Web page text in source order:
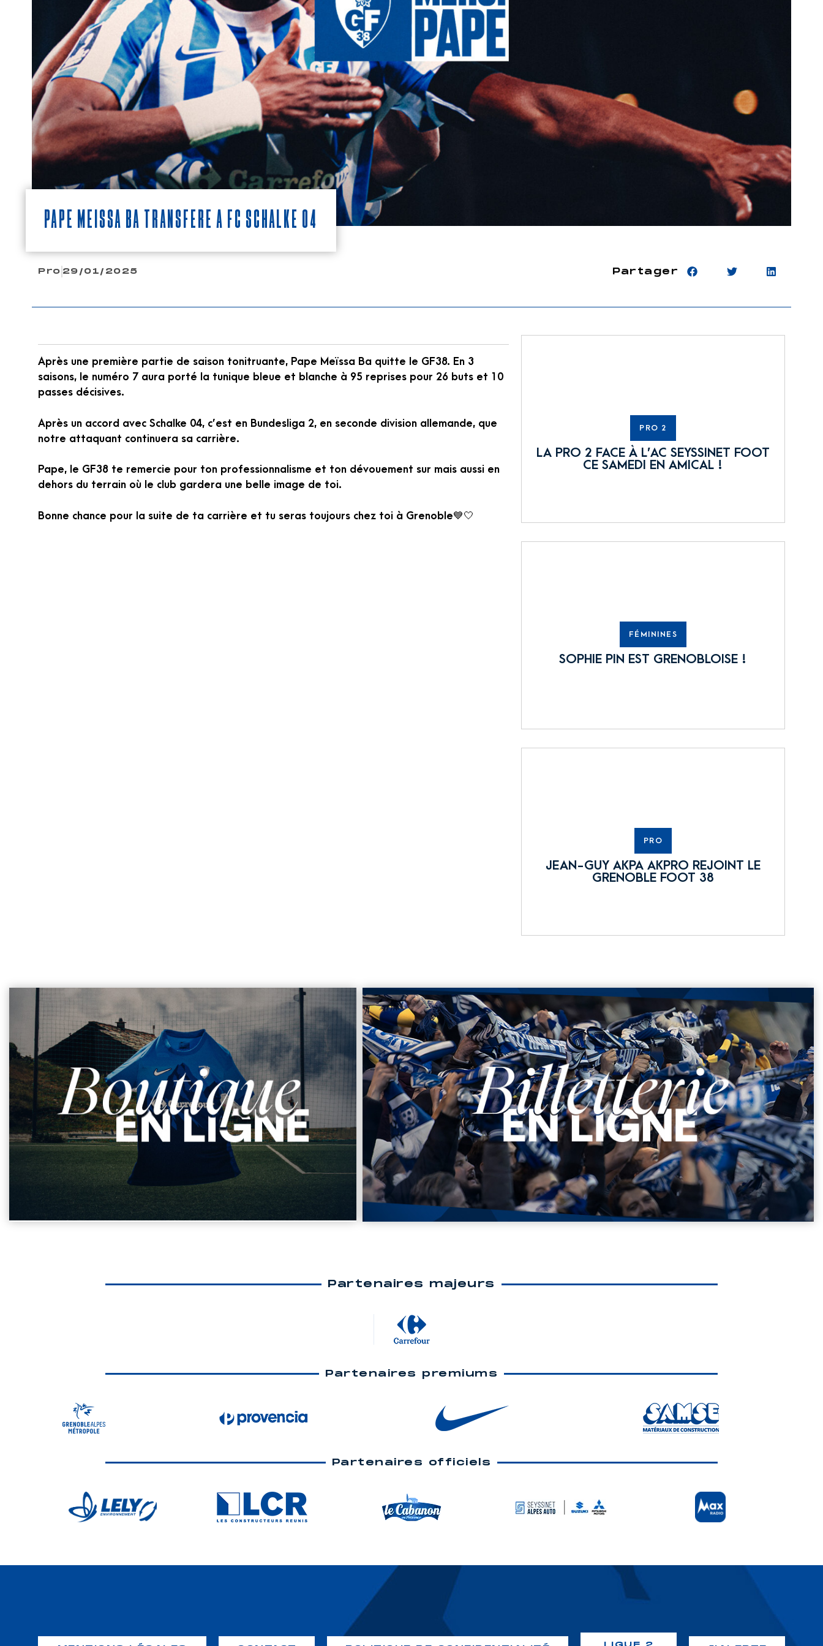
Pape Meïssa Ba transféré à FC Schalke 04
Pro 29/01/2025 Partager
Après une première partie de saison tonitruante, Pape Meïssa Ba quitte le GF38. En 3
saisons, le numéro 7 aura porté la tunique bleue et blanche à 95 reprises pour 26 buts et 10
passes décisives.
Après un accord avec Schalke 04, c’est en Bundesliga 2, en seconde division allemande, que
notre attaquant continuera sa carrière.
Pape, le GF38 te remercie pour ton professionnalisme et ton dévouement sur mais aussi en
dehors du terrain où le club gardera une belle image de toi.
Bonne chance pour la suite de ta carrière et tu seras toujours chez toi à Grenoble💙🤍
PRO 2
LA PRO 2 FACE À L’AC SEYSSINET FOOT
CE SAMEDI EN AMICAL !
FÉMININES
SOPHIE PIN EST GRENOBLOISE !
PRO
JEAN-GUY AKPA AKPRO REJOINT LE
GRENOBLE FOOT 38
Partenaires majeurs
Partenaires premiums
Partenaires officiels